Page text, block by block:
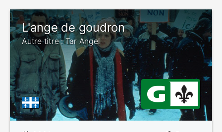
L'ange de goudron
Autre titre : Tar Angel